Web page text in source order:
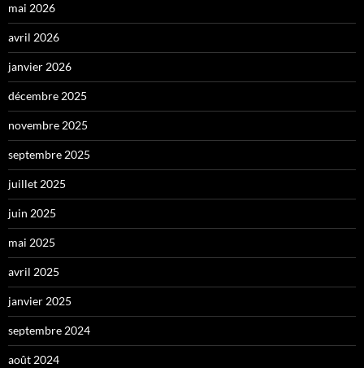
mai 2026
avril 2026
janvier 2026
décembre 2025
novembre 2025
septembre 2025
juillet 2025
juin 2025
mai 2025
avril 2025
janvier 2025
septembre 2024
août 2024